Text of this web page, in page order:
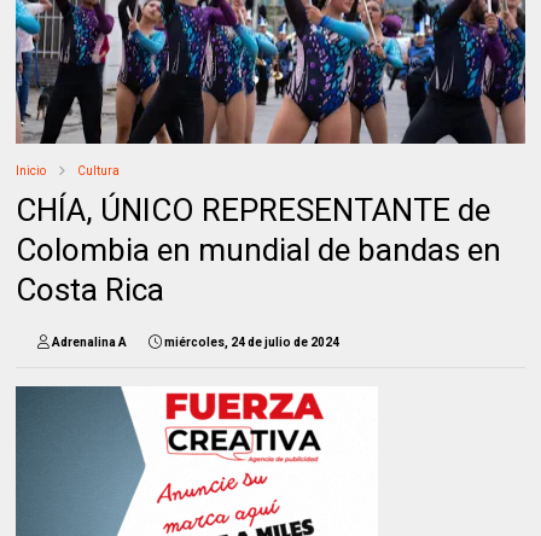
Inicio Cultura
CHÍA, ÚNICO REPRESENTANTE de
Colombia en mundial de bandas en
Costa Rica
Adrenalina A miércoles, 24 de julio de 2024